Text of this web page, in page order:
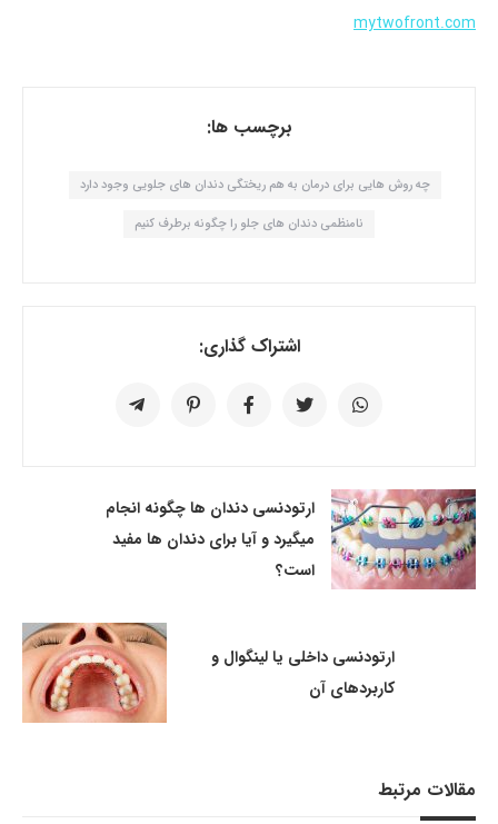
mytwofront.com
برچسب ها:
چه روش هایی برای درمان به هم ریختگی دندان های جلویی وجود دارد
نامنظمی دندان های جلو را چگونه برطرف کنیم
اشتراک گذاری:
ارتودنسی دندان‌ ها چگونه انجام
میگیرد و آیا برای دندان ها مفید
است؟
ارتودنسی داخلی یا لینگوال و
کاربردهای آن
مقالات مرتبط